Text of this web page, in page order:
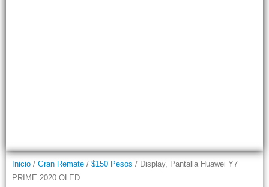
Inicio / Gran Remate / $150 Pesos / Display, Pantalla Huawei Y7
PRIME 2020 OLED